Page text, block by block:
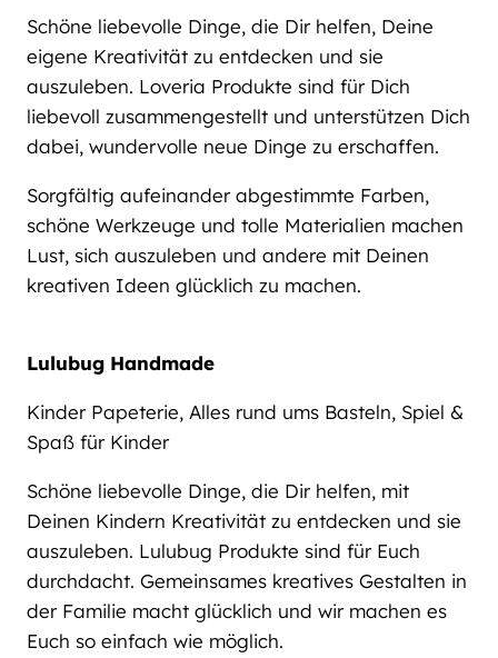
Schöne liebevolle Dinge, die Dir helfen, Deine
eigene Kreativität zu entdecken und sie
auszuleben. Loveria Produkte sind für Dich
liebevoll zusammengestellt und unterstützen Dich
dabei, wundervolle neue Dinge zu erschaffen.
Sorgfältig aufeinander abgestimmte Farben,
schöne Werkzeuge und tolle Materialien machen
Lust, sich auszuleben und andere mit Deinen
kreativen Ideen glücklich zu machen.
Lulubug Handmade
Kinder Papeterie, Alles rund ums Basteln, Spiel &
Spaß für Kinder
Schöne liebevolle Dinge, die Dir helfen, mit
Deinen Kindern Kreativität zu entdecken und sie
auszuleben. Lulubug Produkte sind für Euch
durchdacht. Gemeinsames kreatives Gestalten in
der Familie macht glücklich und wir machen es
Euch so einfach wie möglich.